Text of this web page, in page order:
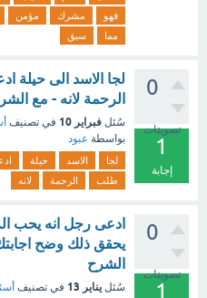
فهو
مشرك مؤمن
مما
سبق
0
تصويتات
1
إجابة
لجا الاسد الى حيلة
الرحمة لانه - مع
سُئل فبراير 10 في تصنيف
بواسطة عبود
لجا الاسد حيلة
طلب
الرحمة لانه
0
تصويتات
1
ادعى رجل انه يحب
يحقق ذلك وضح
الشرح
سُئل يناير 13 في تصنيف